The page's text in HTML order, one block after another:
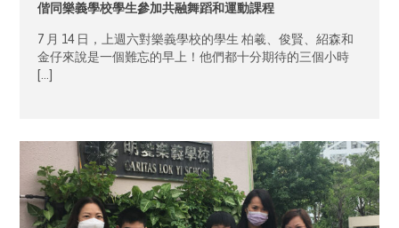
偕同樂義學校學生參加共融舞蹈和運動課程
7 月 14 日，上週六對樂義學校的學生 柏羲、俊賢、紹森和
金仔來說是一個難忘的早上！他們都十分期待的三個小時
[…]